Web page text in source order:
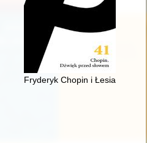
Fryderyka Chopina
Fryderyk Chopin i Łesia